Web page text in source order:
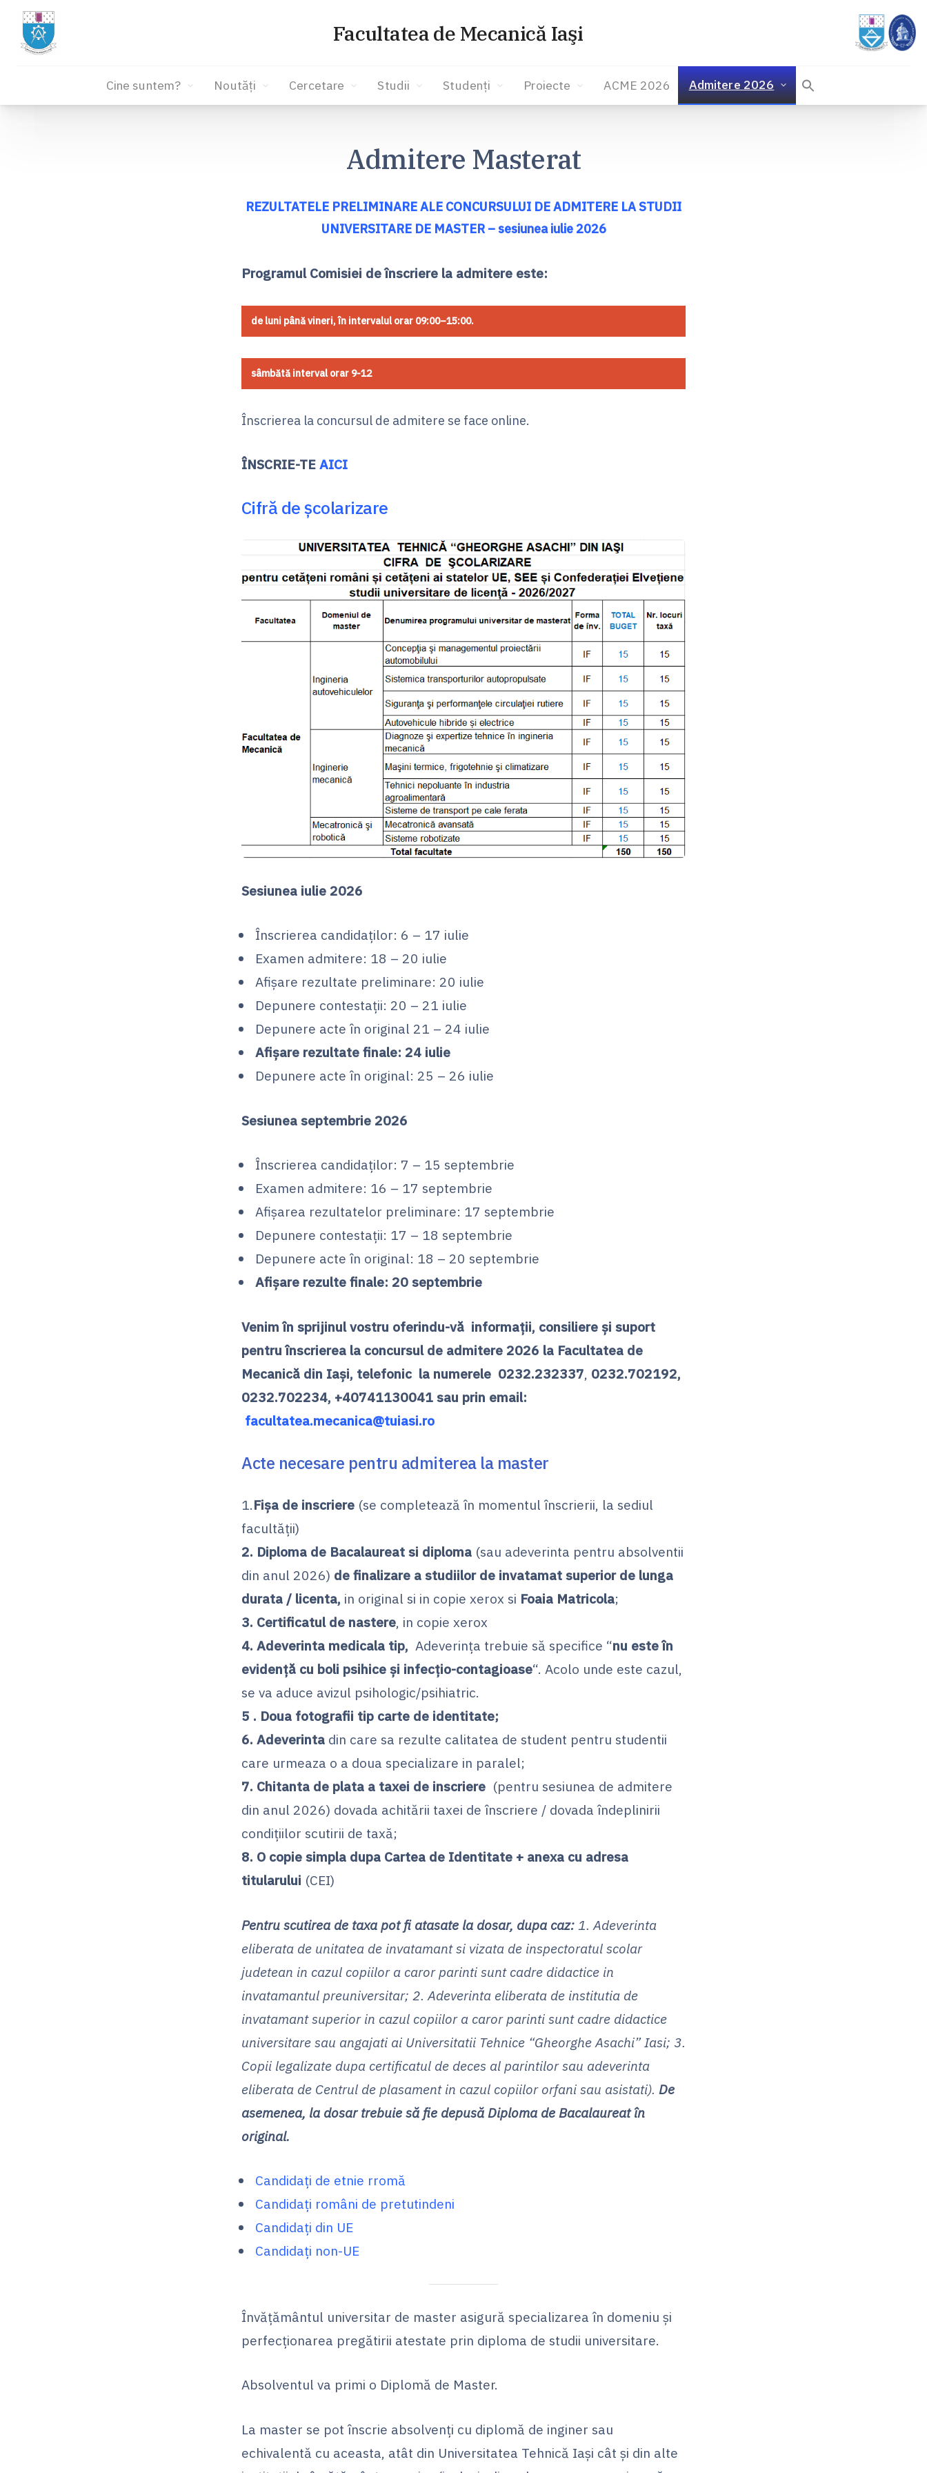
Facultatea de Mecanică Iaşi
Cine suntem? Noutăți Cercetare Studii Studenți Proiecte ACME 2026 Admitere 2026
Admitere Masterat
REZULTATELE PRELIMINARE ALE CONCURSULUI DE ADMITERE LA STUDII
UNIVERSITARE DE MASTER – sesiunea iulie 2026
Programul Comisiei de înscriere la admitere este:
de luni până vineri, în intervalul orar 09:00–15:00.
sâmbătă interval orar 9-12
Înscrierea la concursul de admitere se face online.
ÎNSCRIE-TE AICI
Cifră de școlarizare
Sesiunea iulie 2026
Înscrierea candidaților: 6 – 17 iulie
Examen admitere: 18 – 20 iulie
Afișare rezultate preliminare: 20 iulie
Depunere contestații: 20 – 21 iulie
Depunere acte în original 21 – 24 iulie
Afișare rezultate finale: 24 iulie
Depunere acte în original: 25 – 26 iulie
Sesiunea septembrie 2026
Înscrierea candidaților: 7 – 15 septembrie
Examen admitere: 16 – 17 septembrie
Afişarea rezultatelor preliminare: 17 septembrie
Depunere contestații: 17 – 18 septembrie
Depunere acte în original: 18 – 20 septembrie
Afişare rezulte finale: 20 septembrie
Venim în sprijinul vostru oferindu-vă informații, consiliere și suport
pentru înscrierea la concursul de admitere 2026 la Facultatea de
Mecanică din Iași, telefonic la numerele 0232.232337, 0232.702192,
0232.702234, +40741130041 sau prin email:
facultatea.mecanica@tuiasi.ro
Acte necesare pentru admiterea la master
1.Fişa de inscriere (se completează în momentul înscrierii, la sediul
facultăţii)
2. Diploma de Bacalaureat si diploma (sau adeverinta pentru absolventii
din anul 2026) de finalizare a studiilor de invatamat superior de lunga
durata / licenta, in original si in copie xerox si Foaia Matricola;
3. Certificatul de nastere, in copie xerox
4. Adeverinta medicala tip, Adeverinţa trebuie să specifice “nu este în
evidență cu boli psihice și infecțio-contagioase“. Acolo unde este cazul,
se va aduce avizul psihologic/psihiatric.
5 . Doua fotografii tip carte de identitate;
6. Adeverinta din care sa rezulte calitatea de student pentru studentii
care urmeaza o a doua specializare in paralel;
7. Chitanta de plata a taxei de inscriere (pentru sesiunea de admitere
din anul 2026) dovada achitării taxei de înscriere / dovada îndeplinirii
condițiilor scutirii de taxă;
8. O copie simpla dupa Cartea de Identitate + anexa cu adresa
titularului (CEI)
Pentru scutirea de taxa pot fi atasate la dosar, dupa caz: 1. Adeverinta
eliberata de unitatea de invatamant si vizata de inspectoratul scolar
judetean in cazul copiilor a caror parinti sunt cadre didactice in
invatamantul preuniversitar; 2. Adeverinta eliberata de institutia de
invatamant superior in cazul copiilor a caror parinti sunt cadre didactice
universitare sau angajati ai Universitatii Tehnice “Gheorghe Asachi” Iasi; 3.
Copii legalizate dupa certificatul de deces al parintilor sau adeverinta
eliberata de Centrul de plasament in cazul copiilor orfani sau asistati). De
asemenea, la dosar trebuie să fie depusă Diploma de Bacalaureat în
original.
Candidați de etnie rromă
Candidați români de pretutindeni
Candidați din UE
Candidați non-UE
Învăţământul universitar de master asigură specializarea în domeniu şi
perfecţionarea pregătirii atestate prin diploma de studii universitare.
Absolventul va primi o Diplomă de Master.
La master se pot înscrie absolvenţi cu diplomă de inginer sau
echivalentă cu aceasta, atât din Universitatea Tehnică Iaşi cât şi din alte